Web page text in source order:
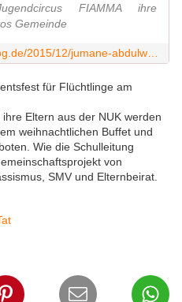
FIAMMA ihre
Gemeinde
für Flüchtlinge am
Eltern aus der NUK werden
weihnachtlichen Buffet und
Wie die Schulleitung
von
SMV und Elternbeirat.